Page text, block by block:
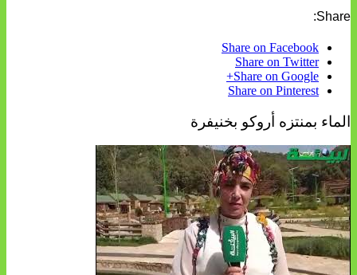
Share:
Share on Facebook
Share on Twitter
Share on Google+
Share on Pinterest
الماء بمنتزه أروكو بخنيفرة